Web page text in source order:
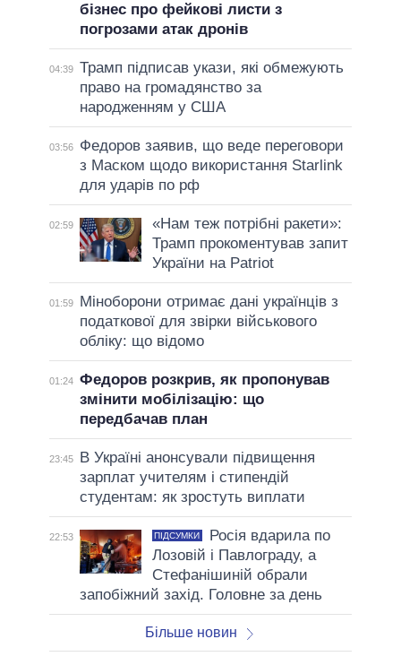
бізнес про фейкові листи з
погрозами атак дронів
04:39 Трамп підписав укази, які обмежують
право на громадянство за
народженням у США
03:56
Федоров заявив, що веде переговори
з Маском щодо використання Starlink
для ударів по рф
02:59
«Нам теж потрібні ракети»:
Трамп прокоментував запит
України на Patriot
01:59
Міноборони отримає дані українців з
податкової для звірки військового
обліку: що відомо
01:24 Федоров розкрив, як пропонував
змінити мобілізацію: що
передбачав план
23:45
В Україні анонсували підвищення
зарплат учителям і стипендій
студентам: як зростуть виплати
22:53 ПІДСУМКИ
Росія вдарила по
Лозовій і Павлограду, а
Стефанішиній обрали
запобіжний захід. Головне за день
Більше новин